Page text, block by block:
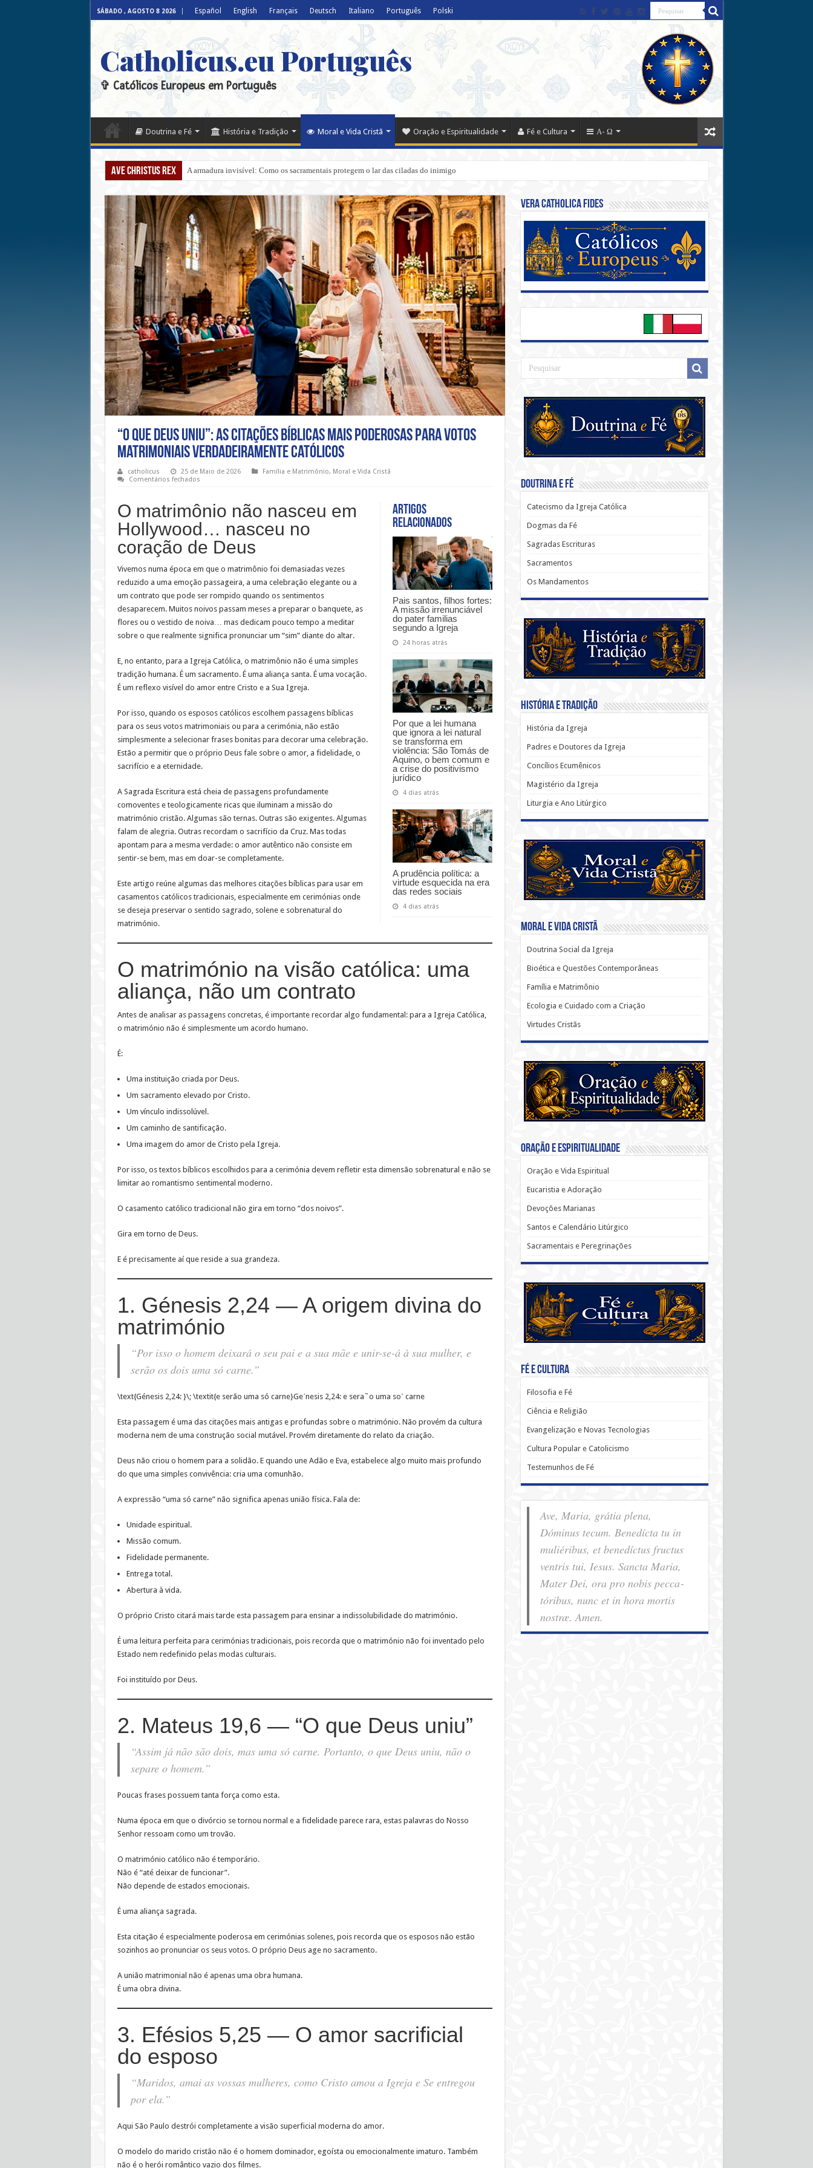
SÁBADO , AGOSTO 8 2026 Español English Français Deutsch Italiano Português Polski
Catholicus.eu Português
✞ Católicos Europeus em Português
Doutrina e Fé História e Tradição Moral e Vida Cristã Oração e Espiritualidade Fé e Cultura Α- Ω
Ave Christus Rex A armadura invisível: Como os sacramentais protegem o lar das ciladas do inimigo
“O que Deus uniu”: As citações bíblicas mais poderosas para votos
matrimoniais verdadeiramente católicos
catholicus 25 de Maio de 2026 Família e Matrimônio, Moral e Vida Cristã
Comentários fechadosem
Deus
uniu”:
As
citações
bíblicas
mais
poderosas
matrimoniais
verdadeiramente
católicos
Artigos
relacionados
Pais santos, filhos fortes:
A missão irrenunciável
do pater familias
segundo a Igreja
24 horas atrás
Por que a lei humana
que ignora a lei natural
se transforma em
violência: São Tomás de
Aquino, o bem comum e
a crise do positivismo
jurídico
4 dias atrás
A prudência política: a
virtude esquecida na era
das redes sociais
4 dias atrás
O matrimônio não nasceu em
Hollywood… nasceu no
coração de Deus
Vivemos numa época em que o matrimônio foi demasiadas vezes
reduzido a uma emoção passageira, a uma celebração elegante ou a
um contrato que pode ser rompido quando os sentimentos
desaparecem. Muitos noivos passam meses a preparar o banquete, as
flores ou o vestido de noiva… mas dedicam pouco tempo a meditar
sobre o que realmente significa pronunciar um “sim” diante do altar.
E, no entanto, para a Igreja Católica, o matrimônio não é uma simples
tradição humana. É um sacramento. É uma aliança santa. É uma vocação.
É um reflexo visível do amor entre Cristo e a Sua Igreja.
Por isso, quando os esposos católicos escolhem passagens bíblicas
para os seus votos matrimoniais ou para a cerimónia, não estão
simplesmente a selecionar frases bonitas para decorar uma celebração.
Estão a permitir que o próprio Deus fale sobre o amor, a fidelidade, o
sacrifício e a eternidade.
A Sagrada Escritura está cheia de passagens profundamente
comoventes e teologicamente ricas que iluminam a missão do
matrimónio cristão. Algumas são ternas. Outras são exigentes. Algumas
falam de alegria. Outras recordam o sacrifício da Cruz. Mas todas
apontam para a mesma verdade: o amor autêntico não consiste em
sentir-se bem, mas em doar-se completamente.
Este artigo reúne algumas das melhores citações bíblicas para usar em
casamentos católicos tradicionais, especialmente em cerimónias onde
se deseja preservar o sentido sagrado, solene e sobrenatural do
matrimónio.
O matrimónio na visão católica: uma
aliança, não um contrato
Antes de analisar as passagens concretas, é importante recordar algo fundamental: para a Igreja Católica,
o matrimónio não é simplesmente um acordo humano.
É:
Uma instituição criada por Deus.
Um sacramento elevado por Cristo.
Um vínculo indissolúvel.
Um caminho de santificação.
Uma imagem do amor de Cristo pela Igreja.
Por isso, os textos bíblicos escolhidos para a cerimónia devem refletir esta dimensão sobrenatural e não se
limitar ao romantismo sentimental moderno.
O casamento católico tradicional não gira em torno “dos noivos”.
Gira em torno de Deus.
E é precisamente aí que reside a sua grandeza.
1. Génesis 2,24 — A origem divina do
matrimónio
“Por isso o homem deixará o seu pai e a sua mãe e unir-se-á à sua mulher, e
serão os dois uma só carne.”
\text{Génesis 2,24: }\; \textit{e serão uma só carne}Geˊnesis 2,24: e sera˜o uma soˊ carne
Esta passagem é uma das citações mais antigas e profundas sobre o matrimónio. Não provém da cultura
moderna nem de uma construção social mutável. Provém diretamente do relato da criação.
Deus não criou o homem para a solidão. E quando une Adão e Eva, estabelece algo muito mais profundo
do que uma simples convivência: cria uma comunhão.
A expressão “uma só carne” não significa apenas união física. Fala de:
Unidade espiritual.
Missão comum.
Fidelidade permanente.
Entrega total.
Abertura à vida.
O próprio Cristo citará mais tarde esta passagem para ensinar a indissolubilidade do matrimónio.
É uma leitura perfeita para cerimónias tradicionais, pois recorda que o matrimónio não foi inventado pelo
Estado nem redefinido pelas modas culturais.
Foi instituído por Deus.
2. Mateus 19,6 — “O que Deus uniu”
“Assim já não são dois, mas uma só carne. Portanto, o que Deus uniu, não o
separe o homem.”
Poucas frases possuem tanta força como esta.
Numa época em que o divórcio se tornou normal e a fidelidade parece rara, estas palavras do Nosso
Senhor ressoam como um trovão.
O matrimónio católico não é temporário.
Não é “até deixar de funcionar”.
Não depende de estados emocionais.
É uma aliança sagrada.
Esta citação é especialmente poderosa em cerimónias solenes, pois recorda que os esposos não estão
sozinhos ao pronunciar os seus votos. O próprio Deus age no sacramento.
A união matrimonial não é apenas uma obra humana.
É uma obra divina.
3. Efésios 5,25 — O amor sacrificial
do esposo
“Maridos, amai as vossas mulheres, como Cristo amou a Igreja e Se entregou
por ela.”
Aqui São Paulo destrói completamente a visão superficial moderna do amor.
O modelo do marido cristão não é o homem dominador, egoísta ou emocionalmente imaturo. Também
não é o herói romântico vazio dos filmes.
Vera Catholica Fides
Doutrina e Fé
Catecismo da Igreja Católica
Dogmas da Fé
Sagradas Escrituras
Sacramentos
Os Mandamentos
História e Tradição
História da Igreja
Padres e Doutores da Igreja
Concílios Ecumênicos
Magistério da Igreja
Liturgia e Ano Litúrgico
Moral e Vida Cristã
Doutrina Social da Igreja
Bioética e Questões Contemporâneas
Família e Matrimônio
Ecologia e Cuidado com a Criação
Virtudes Cristãs
Oração e Espiritualidade
Oração e Vida Espiritual
Eucaristia e Adoração
Devoções Marianas
Santos e Calendário Litúrgico
Sacramentais e Peregrinações
Fé e Cultura
Filosofia e Fé
Ciência e Religião
Evangelização e Novas Tecnologias
Cultura Popular e Catolicismo
Testemunhos de Fé
Ave, Maria, grátia plena,
Dóminus tecum. Benedícta tu in
muliéribus, et benedíctus fructus
ventris tui, Iesus. Sancta Maria,
Mater Dei, ora pro nobis pec­ca­
tóribus, nunc et in hora mortis
nostræ. Amen.